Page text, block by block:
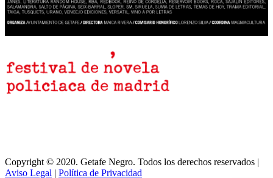
Copyright © 2020. Getafe Negro. Todos los derechos reservados |
Aviso Legal | Política de Privacidad